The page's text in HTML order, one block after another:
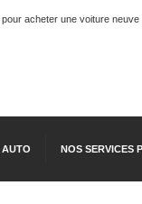
acheter une voiture
NOS SERVICES